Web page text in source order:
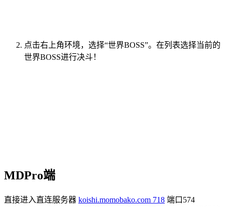
点击右上角环境，选择“世界BOSS”。在列表选择当前的
世界BOSS进行决斗！
MDPro端
直接进入直连服务器 koishi.momobako.com 718 端口574